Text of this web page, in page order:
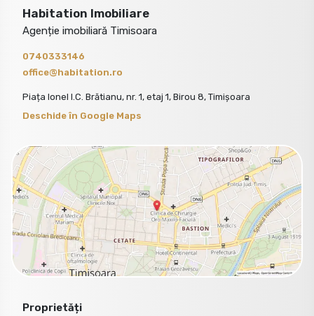
Habitation Imobiliare
Agenție imobiliară Timisoara
0740333146
office@habitation.ro
Piața Ionel I.C. Brătianu, nr. 1, etaj 1, Birou 8, Timișoara
Deschide în Google Maps
Proprietăți